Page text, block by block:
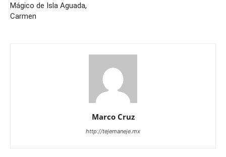
Mágico de Isla Aguada,
Carmen
Marco Cruz
http://tejemaneje.mx